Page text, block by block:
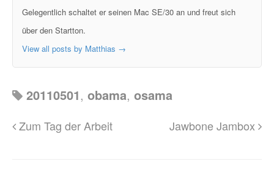
Gelegentlich schaltet er seinen Mac SE/30 an und freut sich
über den Startton.
View all posts by Matthias →
20110501, obama, osama
Zum Tag der Arbeit Jawbone Jambox